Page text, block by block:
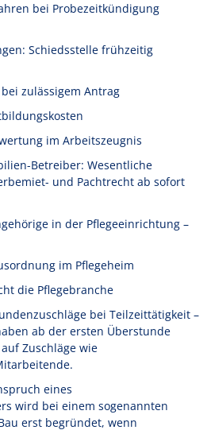
bei Probezeitkündigung
Schiedsstelle frühzeitig
zulässigem Antrag
im Arbeitszeugnis
Betreiber: Wesentliche
und Pachtrecht ab sofort
in der Pflegeeinrichtung –
im Pflegeheim
die Pflegebranche
bei Teilzeittätigkeit –
ab der ersten Überstunde
Zuschläge wie
eines
wird bei einem sogenannten
erst begründet, wenn